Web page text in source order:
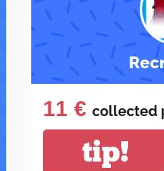
11 € collected
tip!